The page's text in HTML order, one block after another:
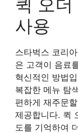
퀵 오
사용
스타벅스 코리
은 고객이 음료
혁신적인 방법
복잡한 메뉴 탐
편하게 재주문
제공합니다. 퀵
도를 기억하여